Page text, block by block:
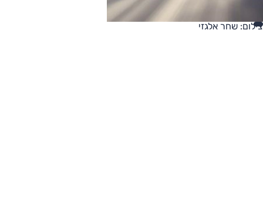
צילום: שחר אלגזי